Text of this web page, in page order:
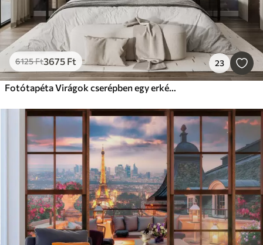
6125Ft3675 Ft 23
Fotótapéta Virágok cserépben egy erkélyen Velencében akvarell